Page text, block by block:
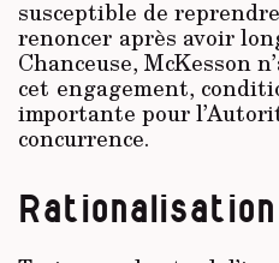
susceptible de
renoncer après avoir
Chanceuse, McKesson
cet engagement,
importante pour
concurrence.
Rationalisation